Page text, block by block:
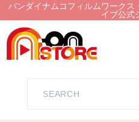
バンダイナムコフィルムワーク
イブ公式